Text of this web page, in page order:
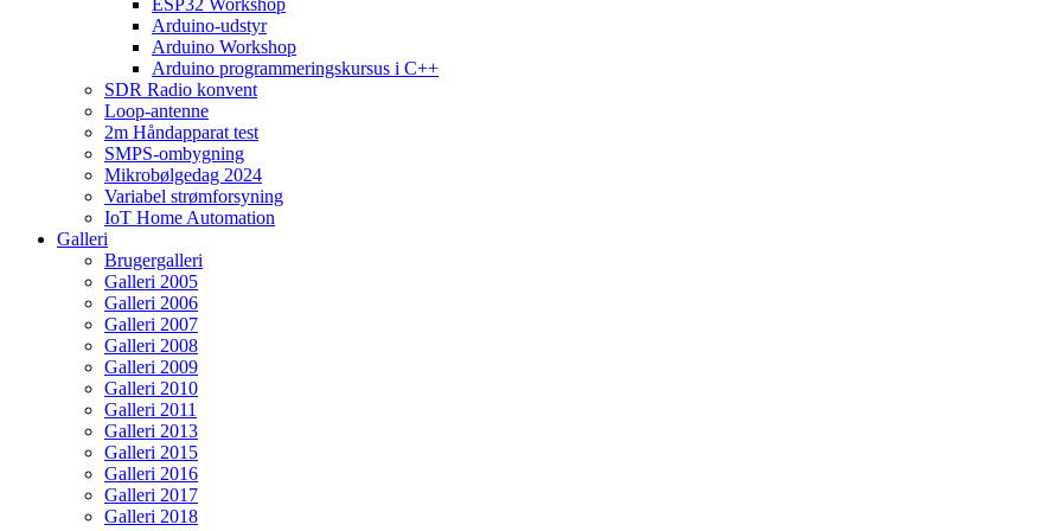
ESP32 Workshop
Arduino-udstyr
Arduino Workshop
Arduino programmeringskursus i C++
SDR Radio konvent
Loop-antenne
2m Håndapparat test
SMPS-ombygning
Mikrobølgedag 2024
Variabel strømforsyning
IoT Home Automation
Galleri
Brugergalleri
Galleri 2005
Galleri 2006
Galleri 2007
Galleri 2008
Galleri 2009
Galleri 2010
Galleri 2011
Galleri 2013
Galleri 2015
Galleri 2016
Galleri 2017
Galleri 2018